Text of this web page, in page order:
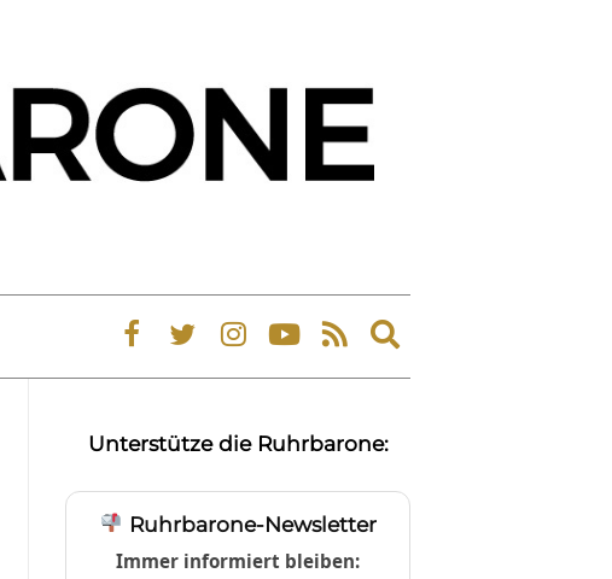
Expand
search
Unterstütze die Ruhrbarone:
Ruhrbarone-Newsletter
Immer informiert bleiben: